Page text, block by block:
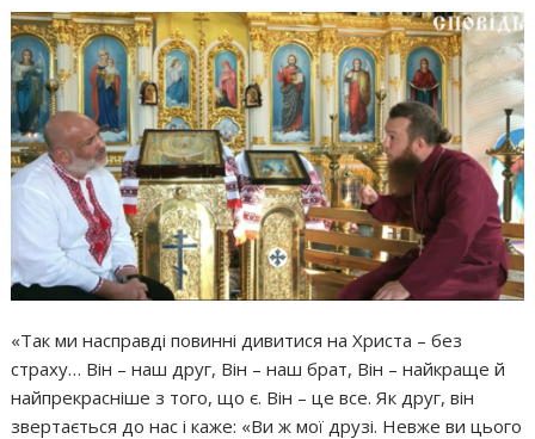
«Так ми насправді повинні дивитися на Христа – без
страху… Він – наш друг, Він – наш брат, Він – найкраще й
найпрекрасніше з того, що є. Він – це все. Як друг, він
звертається до нас і каже: «Ви ж мої друзі. Невже ви цього